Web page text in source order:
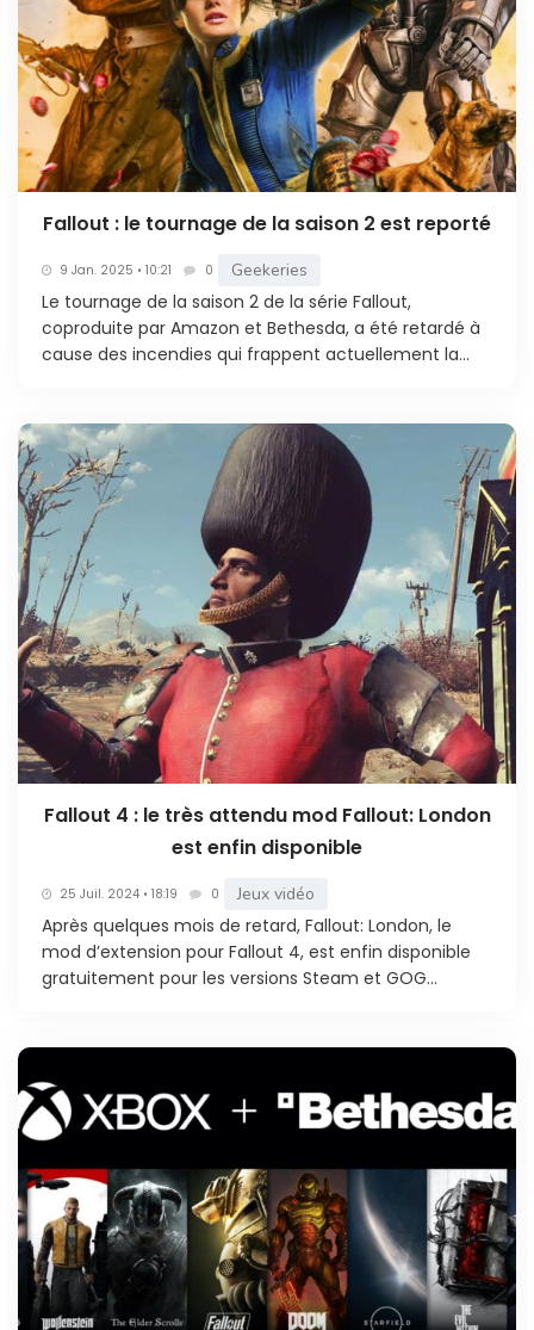
Fallout : le tournage de la saison 2 est reporté
9 Jan. 2025 • 10:21 0 Geekeries
Le tournage de la saison 2 de la série Fallout,
coproduite par Amazon et Bethesda, a été retardé à
cause des incendies qui frappent actuellement la...
Fallout 4 : le très attendu mod Fallout: London
est enfin disponible
25 Juil. 2024 • 18:19 0 Jeux vidéo
Après quelques mois de retard, Fallout: London, le
mod d’extension pour Fallout 4, est enfin disponible
gratuitement pour les versions Steam et GOG...